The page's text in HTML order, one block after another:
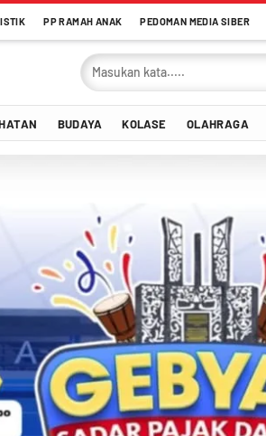
PP RAMAH ANAK PEDOMAN MEDIA SIBER
BUDAYA KOLASE OLAHRAGA